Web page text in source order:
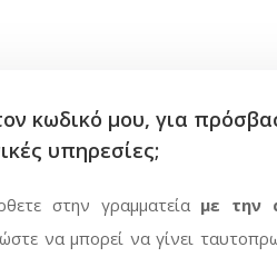
κωδικό μου, για
υπηρεσίες;
στην γραμματεία με την
να μπορεί να γίνει